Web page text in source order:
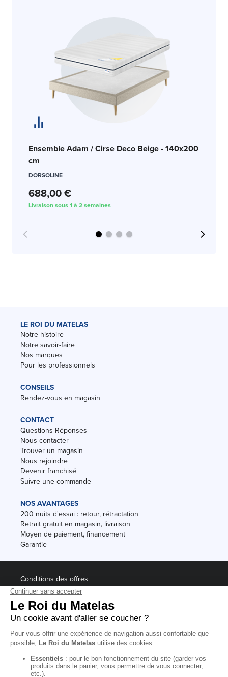
Ensemble Adam / Cirse Deco Beige - 140x200
cm
DORSOLINE
688,00 €
Livraison sous 1 à 2 semaines
LE ROI DU MATELAS
Notre histoire
Notre savoir-faire
Nos marques
Pour les professionnels
CONSEILS
Rendez-vous en magasin
CONTACT
Questions-Réponses
Nous contacter
Trouver un magasin
Nous rejoindre
Devenir franchisé
Suivre une commande
NOS AVANTAGES
200 nuits d'essai : retour, rétractation
Retrait gratuit en magasin, livraison
Moyen de paiement, financement
Garantie
Conditions des offres
Black Friday
Destockage
Soldes
Conditions Générales de vente magasin
Conditions Générales de vente internet
Mentions Légales
Données personnelles